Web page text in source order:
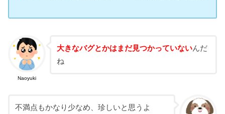
Naoyuki
大きなバグとかはまだ見つかっていないんだ
ね
不満点もかなり少なめ、珍しいと思うよ